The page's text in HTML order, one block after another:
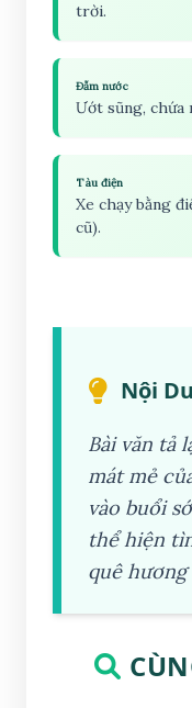
trời.
Đẫm nước
Ướt sũng, chứa
Tàu điện
Xe chạy bằng
cũ).
Nội
Bài văn tả
mát mẻ
vào buổi
thể hiện
quê hương